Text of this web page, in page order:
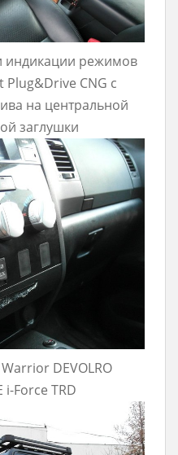
индикации режимов
Plug&Drive CNG с
на центральной
заглушки
DEVOLRO
i-Force TRD